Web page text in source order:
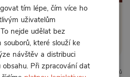
předplatné
příspěvek
0 komentářů
tím lépe, čím více ho
uživatelům
nejde udělat bez
souborů, které slouží ke
návštěv a distribuci
Při zpracování dat